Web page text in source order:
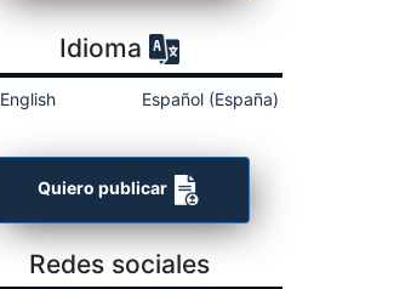
Idioma
English Español (España)
Quiero publicar
Redes sociales